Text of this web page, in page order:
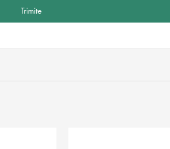
Trimite